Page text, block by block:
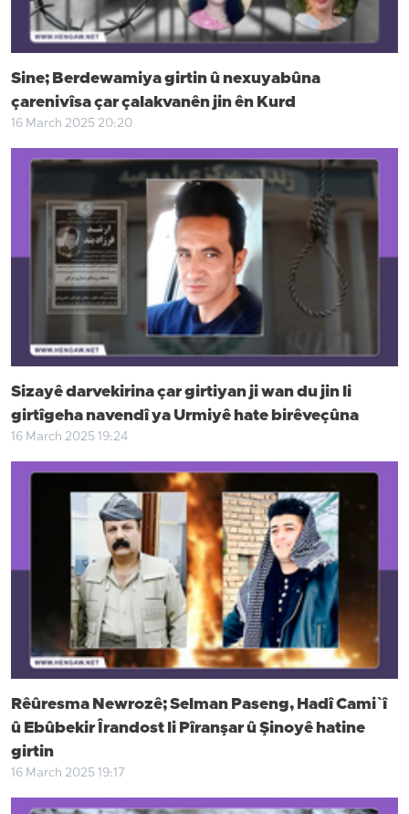
Sine; Berdewamiya girtin û nexuyabûna
çarenivîsa çar çalakvanên jin ên Kurd
16 March 2025 20:20
Sizayê darvekirina çar girtiyan ji wan du jin li
girtîgeha navendî ya Urmiyê hate birêveçûna
16 March 2025 19:24
Rêûresma Newrozê; Selman Paseng, Hadî Cami`î
û Ebûbekir Îrandost li Pîranşar û Şinoyê hatine
girtin
16 March 2025 19:17